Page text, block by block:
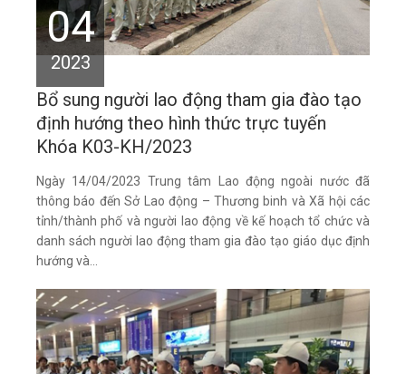
04
2023
Bổ sung người lao động tham gia đào tạo
định hướng theo hình thức trực tuyến
Khóa K03-KH/2023
Ngày 14/04/2023 Trung tâm Lao động ngoài nước đã
thông báo đến Sở Lao động – Thương binh và Xã hội các
tỉnh/thành phố và người lao động về kế hoạch tổ chức và
danh sách người lao động tham gia đào tạo giáo dục định
hướng và...